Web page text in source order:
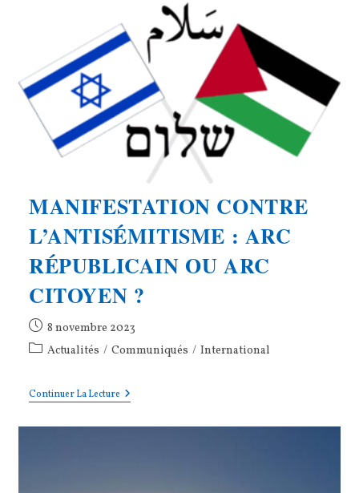
Pour
La
Paix
Justice,
Nous
Manifesterons
Samedi
18
Novembre
MANIFESTATION CONTRE
L’ANTISÉMITISME : ARC
RÉPUBLICAIN OU ARC
CITOYEN ?
Publication
publiée :
8 novembre 2023
PostActualités / Communiqués / International
Continuer La LectureMANIFESTATION
CONTRE